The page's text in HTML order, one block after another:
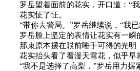
罗岳望着面前的花实，开口道：“我
花实怔了怔。
“带你去警局。”罗岳继续说，“我已
罗岳脸上坚定的表情让花实有一瞬
那束原本摆在眼前唾手可得的光明
花实抬头看了看漫天雪花，似乎早
“我不是选择了高梨，”罗岳用力握